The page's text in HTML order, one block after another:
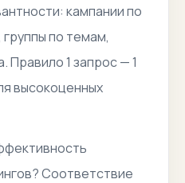
кампании по
по темам,
Правило 1 запрос — 1
высокоценных
Соответствие